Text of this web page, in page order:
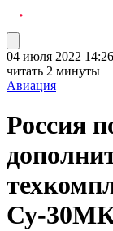
04 июля 2022 14:26
читать 2 минуты
Авиация
Россия
Су-